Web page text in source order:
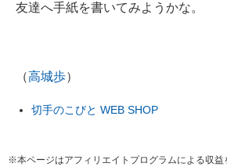
友達へ手紙を書いてみようかな。
（高城歩）
切手のこびと WEB SHOP
※本ページはアフィリエイトプログラムによる収益